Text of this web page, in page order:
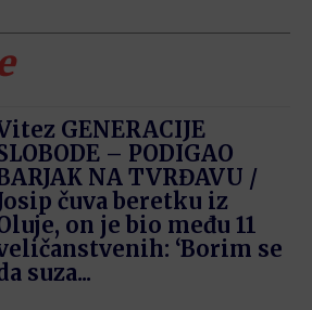
GENERACIJE
– PODIGAO
NA TVRĐAVU /
čuva beretku iz
on je bio među 11
‘Borim se
suza...